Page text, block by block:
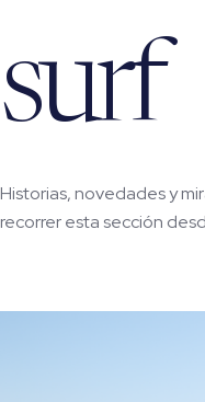
surf
Historias, novedades y
recorrer esta sección